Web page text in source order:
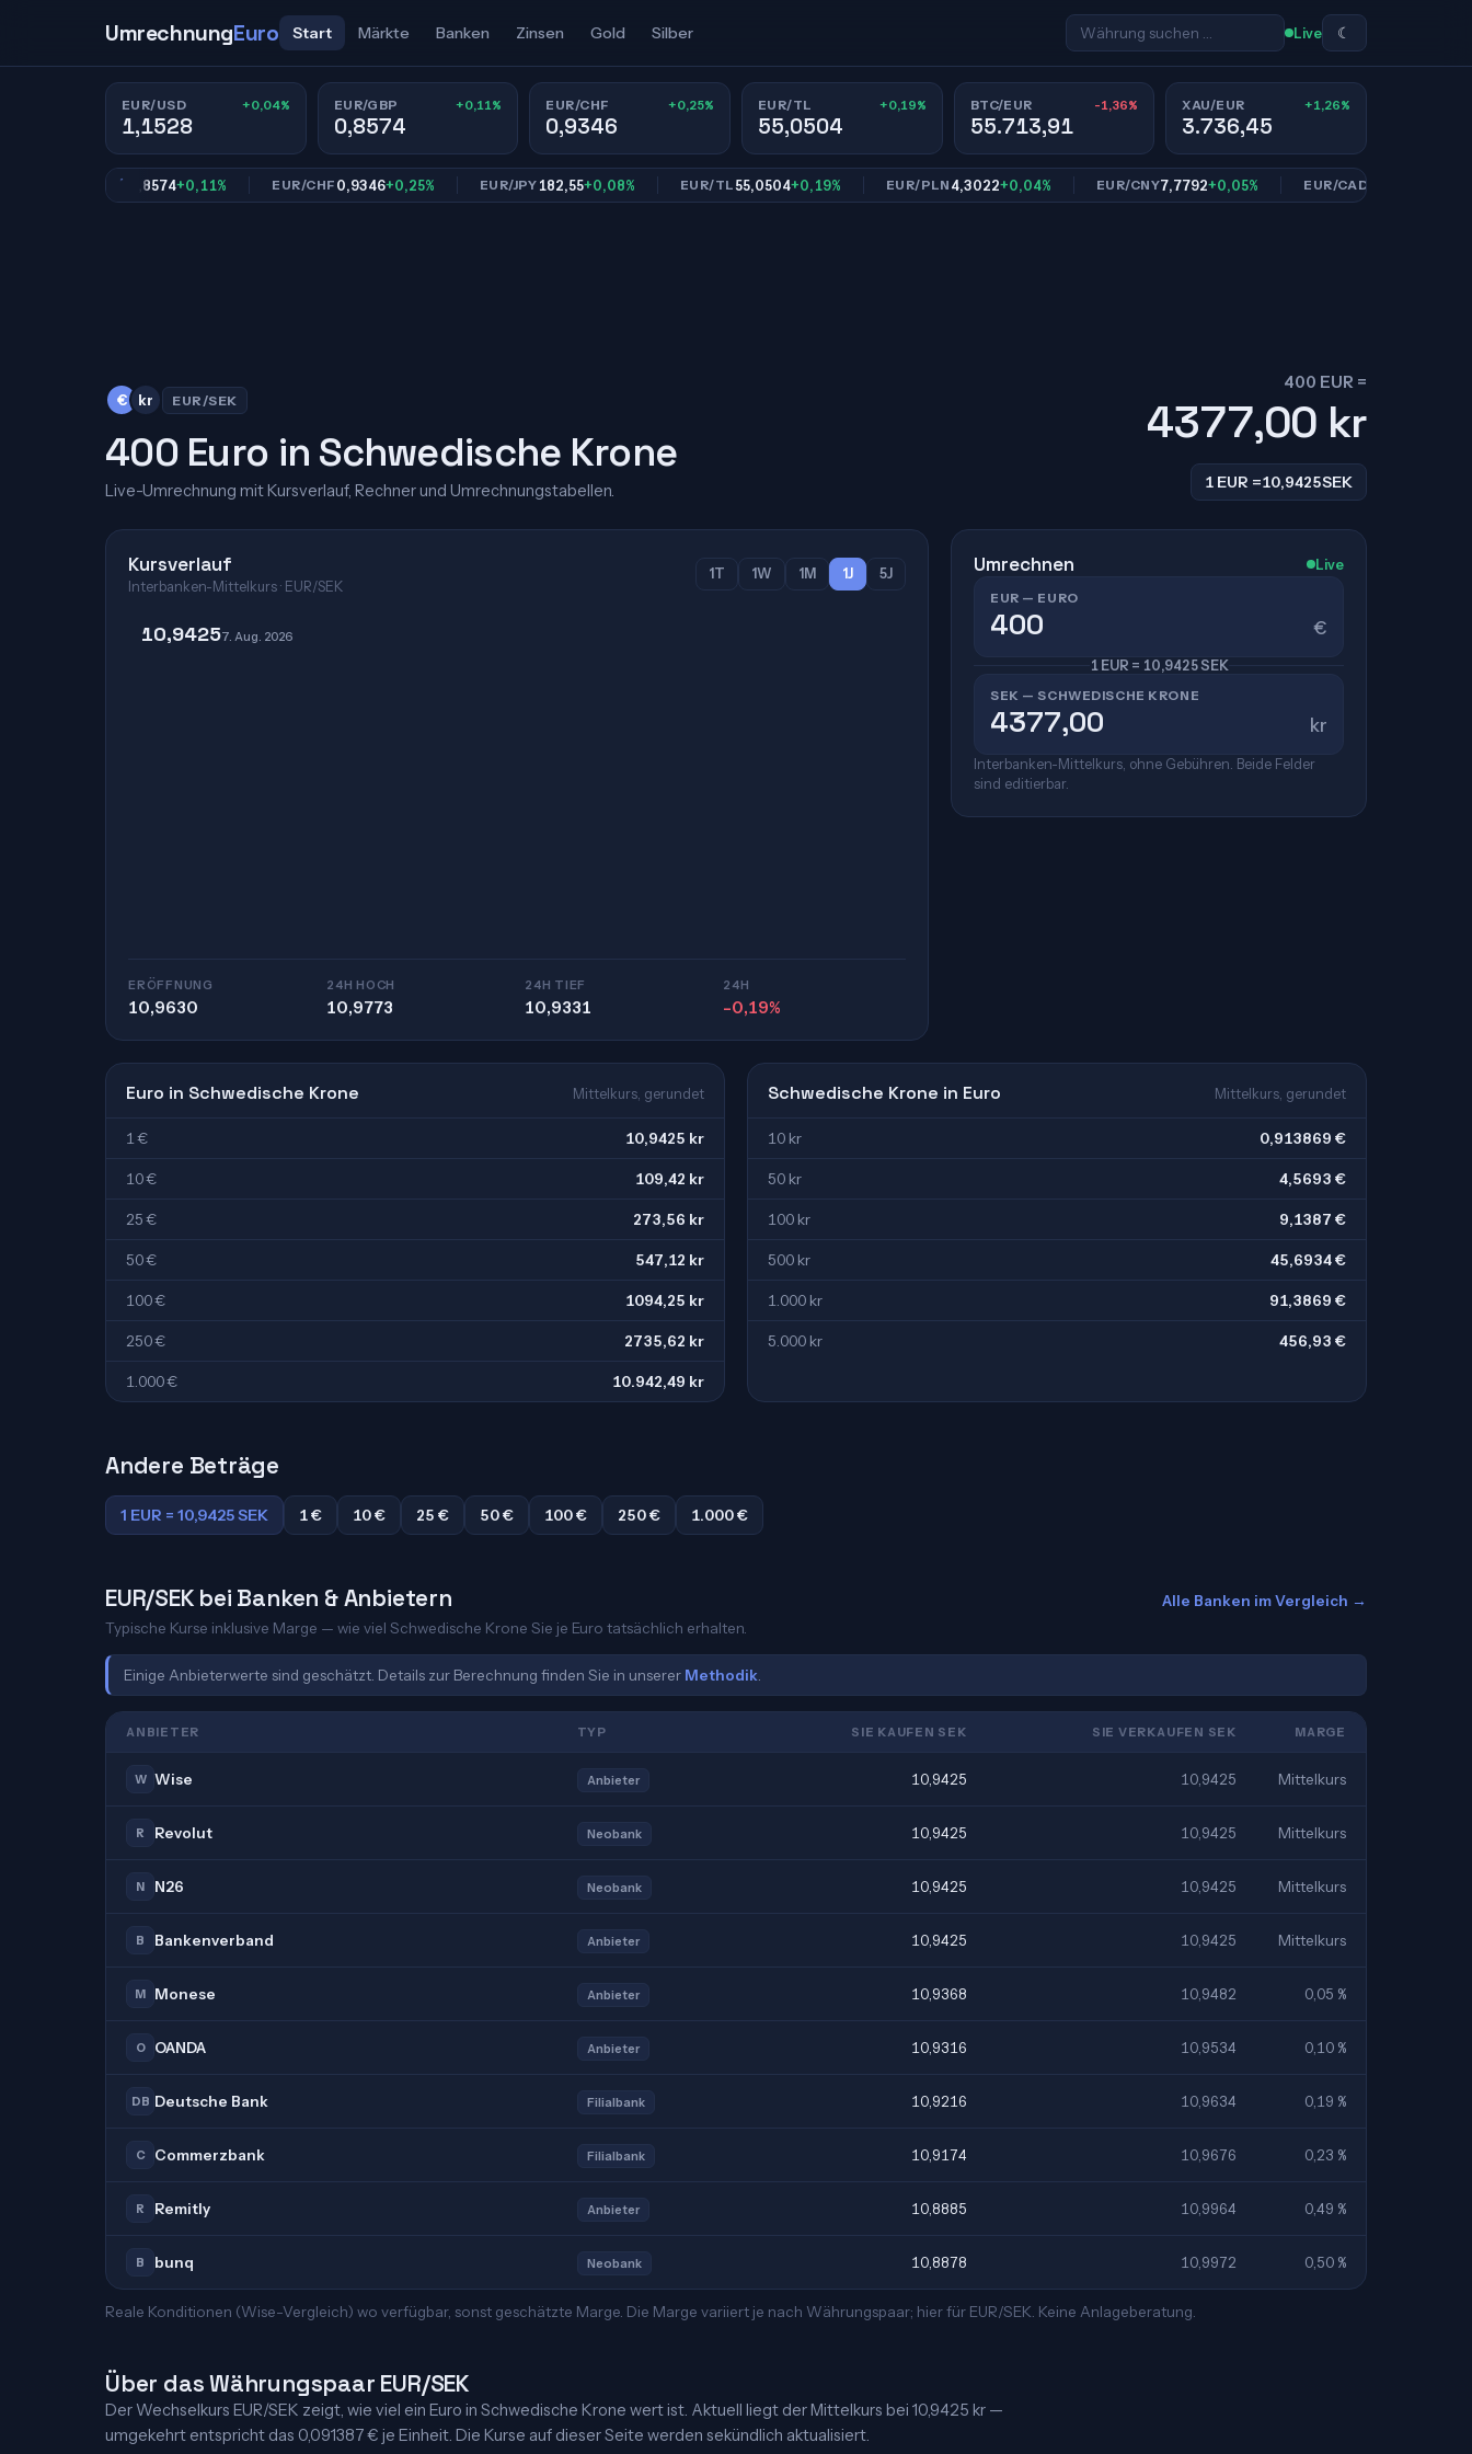
UmrechnungEuro Start Märkte Banken Zinsen Gold Silber Live ☾
EUR/USD +0,04%
1,1528
EUR/GBP +0,11%
0,8574
EUR/CHF +0,25%
0,9346
EUR/TL +0,19%
55,0504
BTC/EUR -1,36%
55.713,91
XAU/EUR +1,26%
3.736,45
0,8574 +0,11% EUR/CHF0,9346+0,25% EUR/JPY 182,55+0,08% EUR/TL55,0504+0,19% EUR/PLN4,3022+0,04% EUR/CNY7,7792+0,05% EUR/CAD1,6161
€ kr EUR/SEK
400 Euro in Schwedische Krone
Live-Umrechnung mit Kursverlauf, Rechner und Umrechnungstabellen.
400 EUR =
4377,00 kr
1 EUR =10,9425SEK
Kursverlauf
Interbanken-Mittelkurs · EUR/SEK
1T 1W 1M 1J 5J
10,94257. Aug. 2026
ERÖFFNUNG
10,9630
24H HOCH
10,9773
24H TIEF
10,9331
24H
-0,19%
Umrechnen Live
EUR — EURO
€
1 EUR = 10,9425 SEK
SEK — SCHWEDISCHE KRONE
kr
Interbanken-Mittelkurs, ohne Gebühren. Beide Felder
sind editierbar.
Euro in Schwedische Krone Mittelkurs, gerundet
1 € 10,9425 kr
10 € 109,42 kr
25 € 273,56 kr
50 € 547,12 kr
100 € 1094,25 kr
250 € 2735,62 kr
1.000 € 10.942,49 kr
Schwedische Krone in Euro Mittelkurs, gerundet
10 kr 0,913869 €
50 kr 4,5693 €
100 kr 9,1387 €
500 kr 45,6934 €
1.000 kr 91,3869 €
5.000 kr 456,93 €
Andere Beträge
1 EUR = 10,9425 SEK 1 € 10 € 25 € 50 € 100 € 250 € 1.000 €
EUR/SEK bei Banken & Anbietern
Typische Kurse inklusive Marge — wie viel Schwedische Krone Sie je Euro tatsächlich erhalten.
Alle Banken im Vergleich →
Einige Anbieterwerte sind geschätzt. Details zur Berechnung finden Sie in unserer Methodik
ANBIETER TYP SIE KAUFEN SEK SIE VERKAUFEN SEK MARGE
W Wise Anbieter 10,9425 10,9425 Mittelkurs
R Revolut Neobank 10,9425 10,9425 Mittelkurs
N N26 Neobank 10,9425 10,9425 Mittelkurs
B Bankenverband Anbieter 10,9425 10,9425 Mittelkurs
M Monese Anbieter 10,9368 10,9482 0,05 %
O OANDA Anbieter 10,9316 10,9534 0,10 %
DB Deutsche Bank Filialbank 10,9216 10,9634 0,19 %
C Commerzbank Filialbank 10,9174 10,9676 0,23 %
R Remitly Anbieter 10,8885 10,9964 0,49 %
B bunq Neobank 10,8878 10,9972 0,50 %
Reale Konditionen (Wise-Vergleich) wo verfügbar, sonst geschätzte Marge. Die Marge variiert je nach Währungspaar; hier für EUR/SEK. Keine Anlageberatung.
Über das Währungspaar EUR/SEK
Der Wechselkurs EUR/SEK zeigt, wie viel ein Euro in Schwedische Krone wert ist. Aktuell liegt der Mittelkurs bei 10,9425 kr —
umgekehrt entspricht das 0,091387 € je Einheit. Die Kurse auf dieser Seite werden sekündlich aktualisiert.